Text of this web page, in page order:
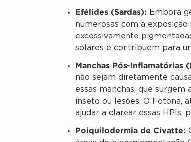
Efélides (Sardas): Embora
numerosas com a
excessivamente
solares e contribuem para
Manchas Pós-Inflamatórias
não sejam diretamente
essas manchas, que
inseto ou lesões. O Fotona,
ajudar a clarear essas HPIs,
Poiquilodermia de Civatte: